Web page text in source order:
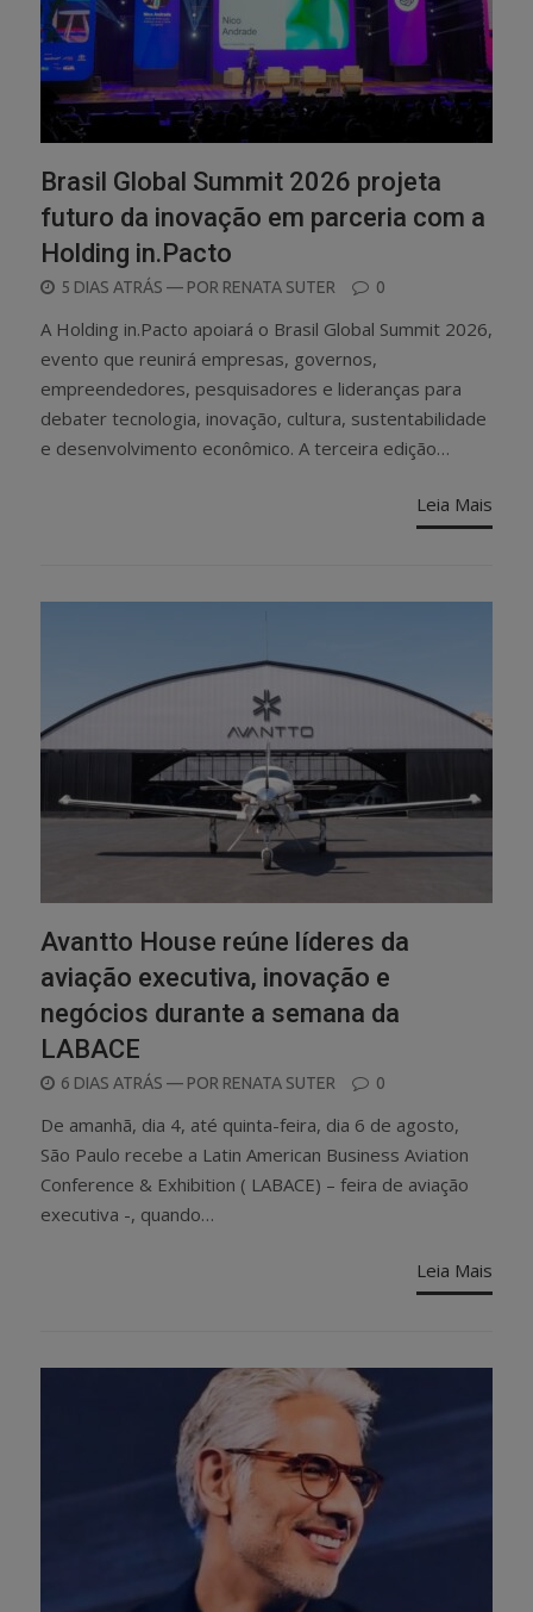
Brasil Global Summit 2026 projeta
futuro da inovação em parceria com a
Holding in.Pacto
POSTED
ON
5 DIAS ATRÁS — POR RENATA SUTER 0
A Holding in.Pacto apoiará o Brasil Global Summit 2026,
evento que reunirá empresas, governos,
empreendedores, pesquisadores e lideranças para
debater tecnologia, inovação, cultura, sustentabilidade
e desenvolvimento econômico. A terceira edição…
Leia Mais
Avantto House reúne líderes da
aviação executiva, inovação e
negócios durante a semana da
LABACE
POSTED
6 DIAS ATRÁS — POR RENATA SUTER 0
De amanhã, dia 4, até quinta-feira, dia 6 de agosto,
São Paulo recebe a Latin American Business Aviation
Conference & Exhibition ( LABACE) – feira de aviação
executiva -, quando…
Leia Mais